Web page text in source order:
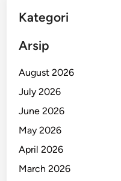
Kategori
Arsip
August 2026
July 2026
June 2026
May 2026
April 2026
March 2026